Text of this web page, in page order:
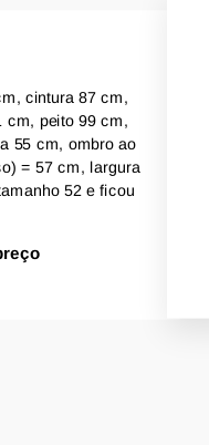
cintura 87 cm,
cm, peito 99 cm,
55 cm, ombro ao
= 57 cm, largura
52 e ficou